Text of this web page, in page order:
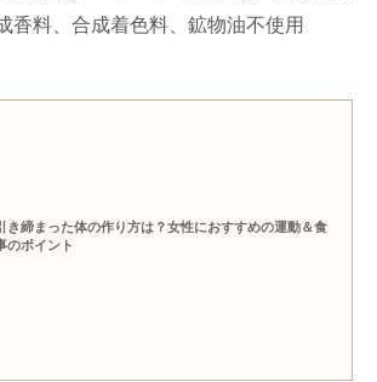
香料、合成着色料、鉱物油不使用
き締まった体の作り方は？女性におすすめの運動＆食
のポイント